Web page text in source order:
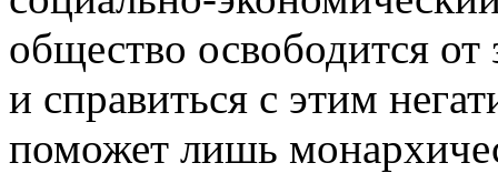
общество освободится от
и справиться с этим
поможет лишь